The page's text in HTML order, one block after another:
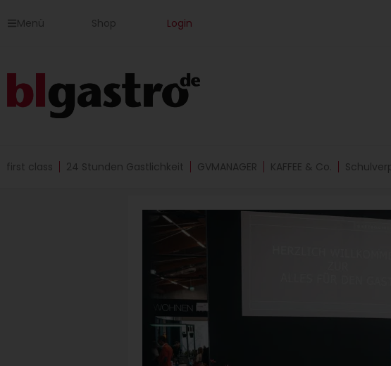
InhaltMenü Shop Login
first class 24 Stunden Gastlichkeit GVMANAGER KAFFEE & Co.